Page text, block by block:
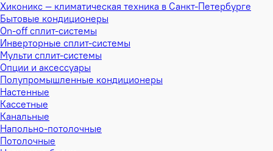
Хиконикс — климатическая техника в Санкт-Петербурге
Бытовые кондиционеры
On-off сплит-системы
Инверторные сплит-системы
Мульти сплит-системы
Опции и аксессуары
Полупромышленные кондиционеры
Настенные
Кассетные
Канальные
Напольно-потолочные
Потолочные